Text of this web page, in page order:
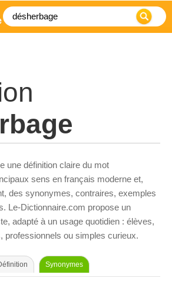
une définition claire du mot
sens en français moderne et,
des synonymes, contraires, exemples
Le-Dictionnaire.com propose un
adapté à un usage quotidien : élèves,
professionnels ou simples curieux.
Synonymes